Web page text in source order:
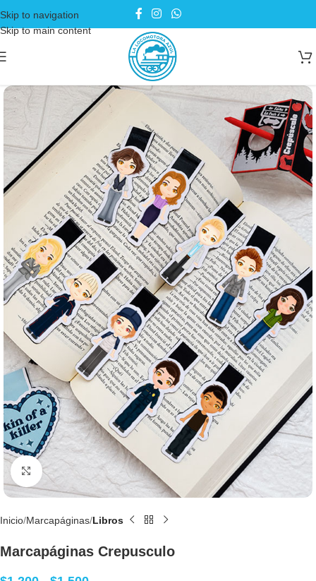
Skip to navigation
Skip to main content
Clic para agrandar
Inicio Marcapáginas Libros
Marcapáginas Crepusculo